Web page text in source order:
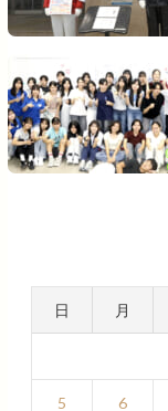
日 月
5 6